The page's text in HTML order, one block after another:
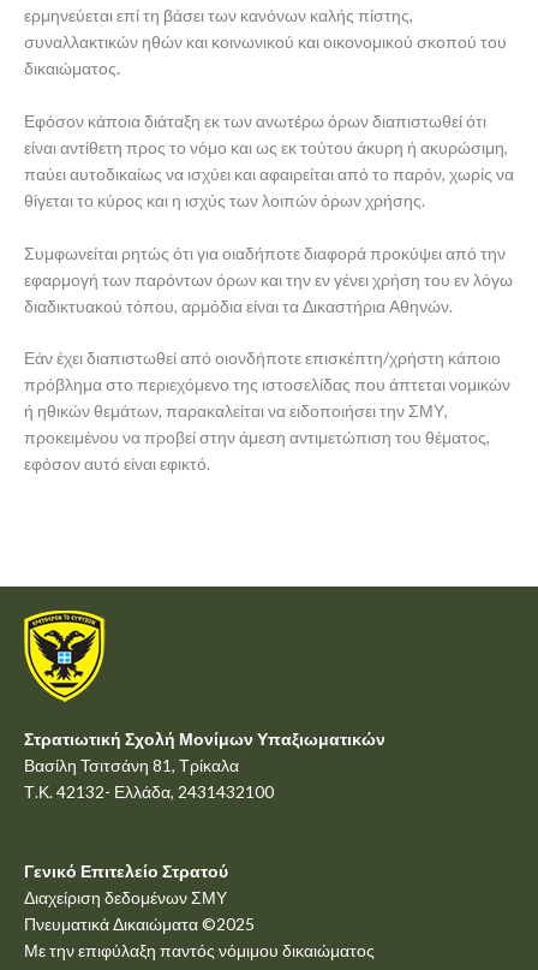
ερμηνεύεται επί τη βάσει των κανόνων καλής πίστης,
συναλλακτικών ηθών και κοινωνικού και οικονομικού σκοπού του
δικαιώματος.
Εφόσον κάποια διάταξη εκ των ανωτέρω όρων διαπιστωθεί ότι
είναι αντίθετη προς το νόμο και ως εκ τούτου άκυρη ή ακυρώσιμη,
παύει αυτοδικαίως να ισχύει και αφαιρείται από το παρόν, χωρίς να
θίγεται το κύρος και η ισχύς των λοιπών όρων χρήσης.
Συμφωνείται ρητώς ότι για οιαδήποτε διαφορά προκύψει από την
εφαρμογή των παρόντων όρων και την εν γένει χρήση του εν λόγω
διαδικτυακού τόπου, αρμόδια είναι τα Δικαστήρια Αθηνών.
Εάν έχει διαπιστωθεί από οιονδήποτε επισκέπτη/χρήστη κάποιο
πρόβλημα στο περιεχόμενο της ιστοσελίδας που άπτεται νομικών
ή ηθικών θεμάτων, παρακαλείται να ειδοποιήσει την ΣΜΥ,
προκειμένου να προβεί στην άμεση αντιμετώπιση του θέματος,
εφόσον αυτό είναι εφικτό.
Στρατιωτική Σχολή Μονίμων Υπαξιωματικών
Βασίλη Τσιτσάνη 81, Τρίκαλα
Τ.Κ. 42132- Ελλάδα, 2431432100
Γενικό Επιτελείο Στρατού
Διαχείριση δεδομένων ΣΜΥ
Πνευματικά Δικαιώματα ©2025
Με την επιφύλαξη παντός νόμιμου δικαιώματος